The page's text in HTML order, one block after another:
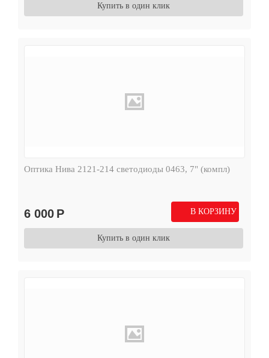
Купить в один клик
Оптика Нива 2121-214 светодиоды 0463, 7" (компл)
6 000 Р В КОРЗИНУ
Купить в один клик